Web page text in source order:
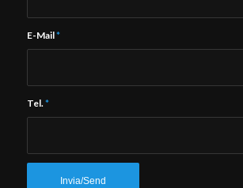
E-Mail*
Tel.*